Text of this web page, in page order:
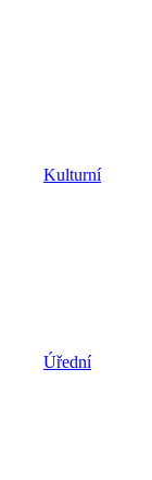
Kulturní
Úřední